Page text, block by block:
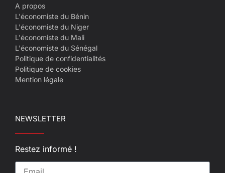
A propos
L'économiste du Bénin
L'économiste du Niger
L'économiste du Mali
L'économiste du Sénégal
Politique de confidentialités
Politique de cookies
Mention légale
NEWSLETTER
Restez informé !